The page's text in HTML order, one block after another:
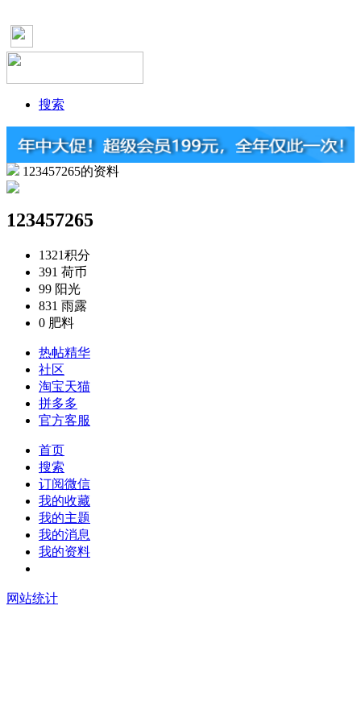
搜索
123457265的资料
123457265
1321积分
391 荷币
99 阳光
831 雨露
0 肥料
热帖精华
社区
淘宝天猫
拼多多
官方客服
首页
搜索
订阅微信
我的收藏
我的主题
我的消息
我的资料
网站统计